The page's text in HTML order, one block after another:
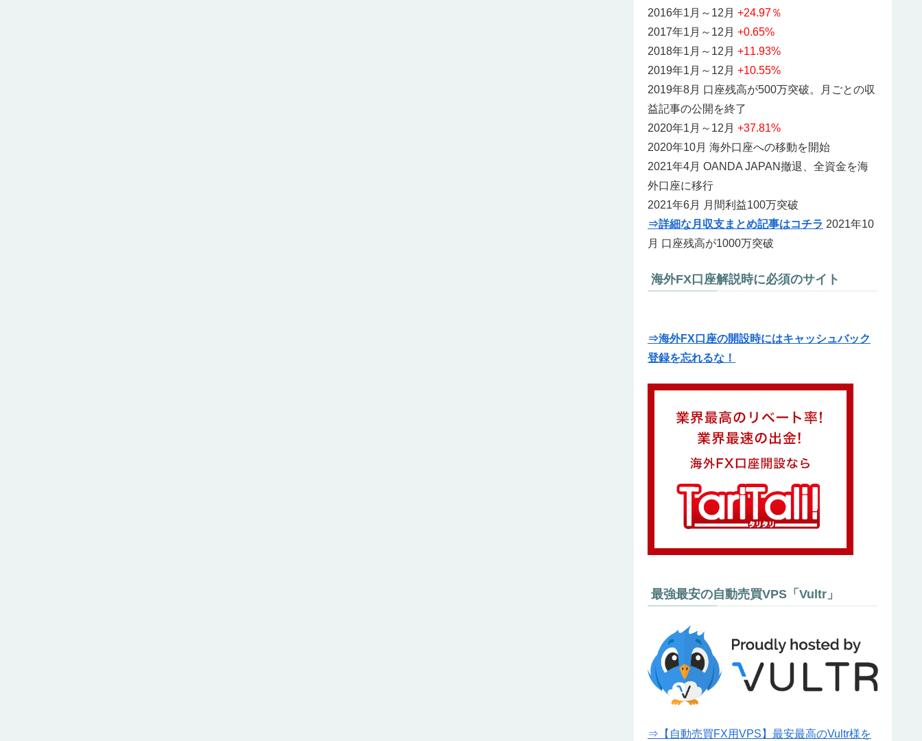
2016年1月～12月 +24.97％
2017年1月～12月 +0.65%
2018年1月～12月 +11.93%
2019年1月～12月 +10.55%
2019年8月 口座残高が500万突破。月ごとの収
益記事の公開を終了
2020年1月～12月 +37.81%
2020年10月 海外口座への移動を開始
2021年4月 OANDA JAPAN撤退、全資金を海
外口座に移行
2021年6月 月間利益100万突破
⇒詳細な月収支まとめ記事はコチラ 2021年10
月 口座残高が1000万突破
海外FX口座解説時に必須のサイト
⇒海外FX口座の開設時にはキャッシュバック
登録を忘れるな！
最強最安の自動売買VPS「Vultr」
⇒【自動売買FX用VPS】最安最高のVultr様を